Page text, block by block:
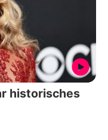
historisches